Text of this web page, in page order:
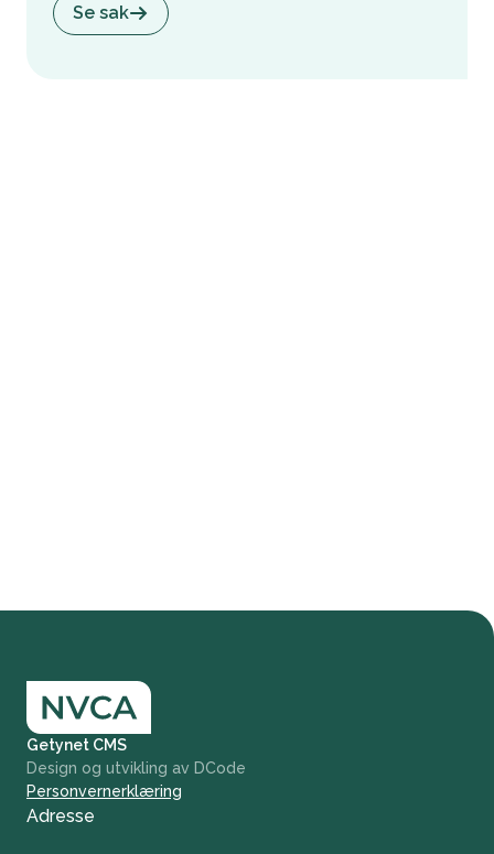
Se sak
Getynet CMS
Design og utvikling av DCode
Personvernerklæring
Adresse